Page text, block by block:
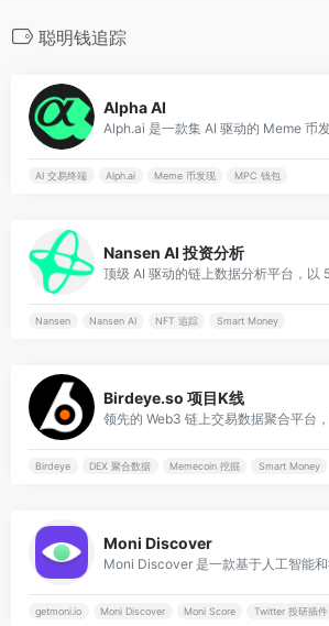
聪明钱追踪
Alpha AI
AI 交易终端 Alph.ai Meme 币发现 MPC 钱包
Nansen AI 投资分析
Nansen Nansen AI NFT 追踪 Smart Money
Birdeye.so 项目K线
Birdeye DEX 聚合数据 Memecoin 挖掘 Smart Money
Moni Discover
getmoni.io Moni Discover Moni Score Twitter 投研插件